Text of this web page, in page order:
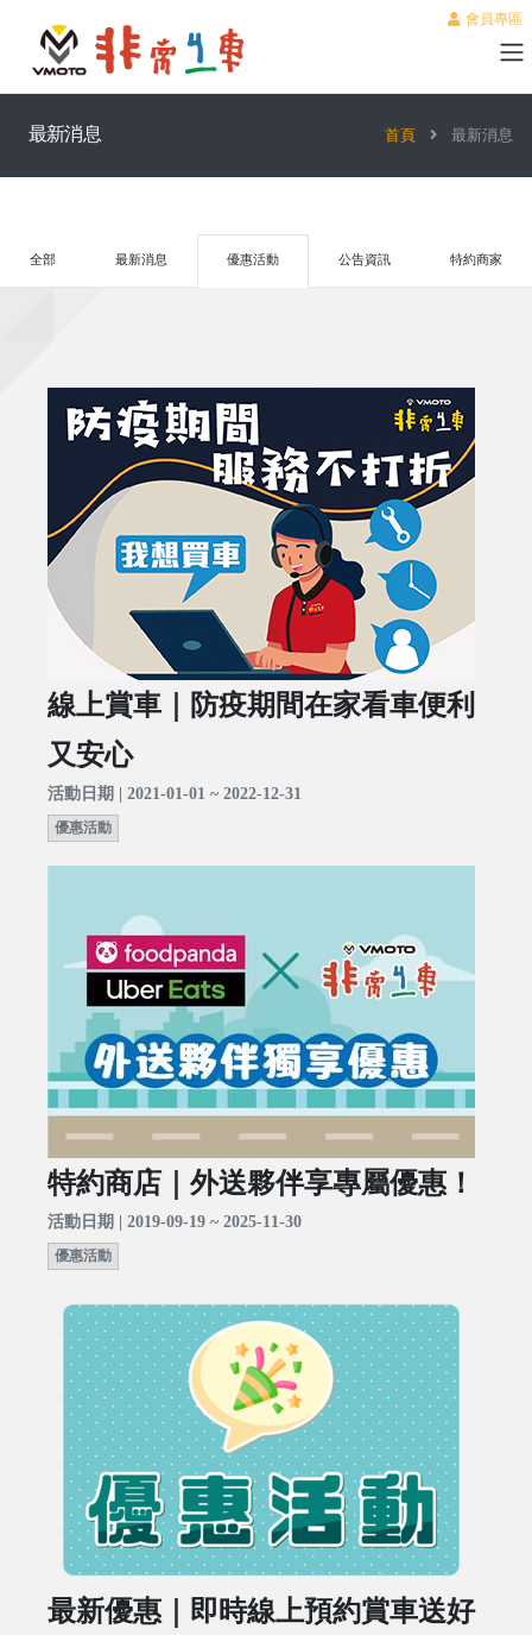
會員專區
最新消息 首頁 最新消息
全部 最新消息 優惠活動 公告資訊 特約商家
線上賞車｜防疫期間在家看車便利
又安心
活動日期 | 2021-01-01 ~ 2022-12-31
優惠活動
特約商店｜外送夥伴享專屬優惠！
活動日期 | 2019-09-19 ~ 2025-11-30
優惠活動
最新優惠｜即時線上預約賞車送好